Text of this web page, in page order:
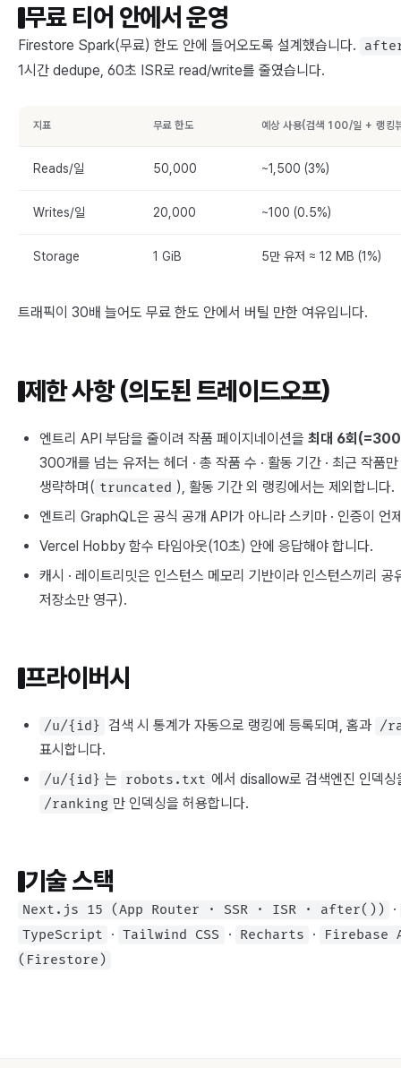
무료 티어 안에서 운영
Firestore Spark(무료) 한도 안에 들어오도록 설계했습니다.
1시간 dedupe, 60초 ISR로 read/write를 줄였습니다.
지표 무료 한도 예상 사용(검색 100/일 + 랭킹
Reads/일 50,000 ~1,500 (3%)
Writes/일 20,000 ~100 (0.5%)
Storage 1 GiB 5만 유저 ≈ 12 MB (1%)
트래픽이 30배 늘어도 무료 한도 안에서 버틸 만한 여유입니다.
제한 사항 (의도된 트레이드오프)
엔트리 API 부담을 줄이려 작품 페이지네이션을 최대 6회
300개를 넘는 유저는 헤더 · 총 작품 수 · 활동 기간 · 최근 작품
생략하며( truncated ), 활동 기간 외 랭킹에서는 제외합니다.
엔트리 GraphQL은 공식 공개 API가 아니라 스키마 · 인증이 언
Vercel Hobby 함수 타임아웃(10초) 안에 응답해야 합니다.
캐시 · 레이트리밋은 인스턴스 메모리 기반이라 인스턴스끼리 공
저장소만 영구).
프라이버시
/u/{id} 검색 시 통계가 자동으로 랭킹에 등록되며, 홈과 /
표시합니다.
/u/{id} 는 robots.txt 에서 disallow로 검색엔진 인덱싱
/ranking 만 인덱싱을 허용합니다.
기술 스택
Next.js 15 (App Router · SSR · ISR · after()) ·
TypeScript · Tailwind CSS · Recharts ·
Firebase
(Firestore)